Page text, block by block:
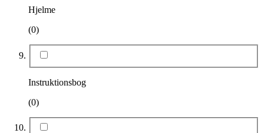
Hjelme
(0)
Instruktionsbog
(0)